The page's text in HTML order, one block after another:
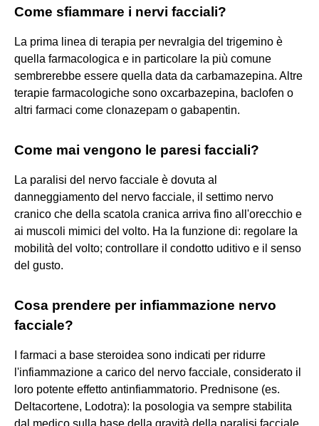
Come sfiammare i nervi facciali?
La prima linea di terapia per nevralgia del trigemino è
quella farmacologica e in particolare la più comune
sembrerebbe essere quella data da carbamazepina. Altre
terapie farmacologiche sono oxcarbazepina, baclofen o
altri farmaci come clonazepam o gabapentin.
Come mai vengono le paresi facciali?
La paralisi del nervo facciale è dovuta al
danneggiamento del nervo facciale, il settimo nervo
cranico che della scatola cranica arriva fino all'orecchio e
ai muscoli mimici del volto. Ha la funzione di: regolare la
mobilità del volto; controllare il condotto uditivo e il senso
del gusto.
Cosa prendere per infiammazione nervo
facciale?
I farmaci a base steroidea sono indicati per ridurre
l'infiammazione a carico del nervo facciale, considerato il
loro potente effetto antinfiammatorio. Prednisone (es.
Deltacortene, Lodotra): la posologia va sempre stabilita
dal medico sulla base della gravità della paralisi facciale